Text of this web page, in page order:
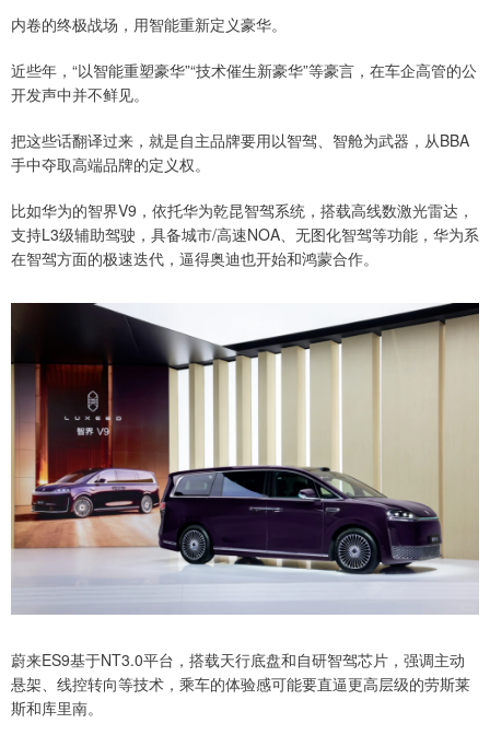
内卷的终极战场，用智能重新定义豪华。
近些年，“以智能重塑豪华”“技术催生新豪华”等豪言，在车企高管的公
开发声中并不鲜见。
把这些话翻译过来，就是自主品牌要用以智驾、智舱为武器，从BBA
手中夺取高端品牌的定义权。
比如华为的智界V9，依托华为乾昆智驾系统，搭载高线数激光雷达，
支持L3级辅助驾驶，具备城市/高速NOA、无图化智驾等功能，华为系
在智驾方面的极速迭代，逼得奥迪也开始和鸿蒙合作。
蔚来ES9基于NT3.0平台，搭载天行底盘和自研智驾芯片，强调主动
悬架、线控转向等技术，乘车的体验感可能要直逼更高层级的劳斯莱
斯和库里南。